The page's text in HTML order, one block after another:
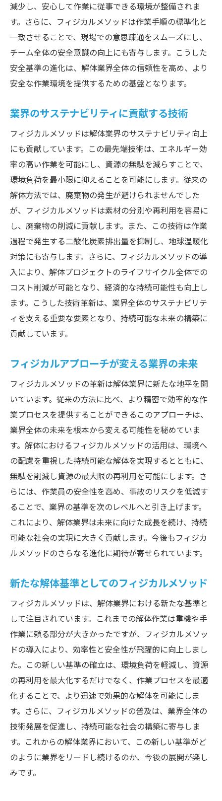
減少し、安心して作業に従事できる環境が整備されま
す。さらに、フィジカルメソッドは作業手順の標準化と
一致させることで、現場での意思疎通をスムーズにし、
チーム全体の安全意識の向上にも寄与します。こうした
安全基準の進化は、解体業界全体の信頼性を高め、より
安全な作業環境を提供するための基盤となります。
業界のサステナビリティに貢献する技術
フィジカルメソッドは解体業界のサステナビリティ向上
にも貢献しています。この最先端技術は、エネルギー効
率の高い作業を可能にし、資源の無駄を減らすことで、
環境負荷を最小限に抑えることを可能にします。従来の
解体方法では、廃棄物の発生が避けられませんでした
が、フィジカルメソッドは素材の分別や再利用を容易に
し、廃棄物の削減に貢献します。また、この技術は作業
過程で発生する二酸化炭素排出量を抑制し、地球温暖化
対策にも寄与します。さらに、フィジカルメソッドの導
入により、解体プロジェクトのライフサイクル全体での
コスト削減が可能となり、経済的な持続可能性も向上し
ます。こうした技術革新は、業界全体のサステナビリテ
ィを支える重要な要素となり、持続可能な未来の構築に
貢献しています。
フィジカルアプローチが変える業界の未来
フィジカルメソッドの革新は解体業界に新たな地平を開
いています。従来の方法に比べ、より精密で効率的な作
業プロセスを提供することができるこのアプローチは、
業界全体の未来を根本から変える可能性を秘めていま
す。解体におけるフィジカルメソッドの活用は、環境へ
の配慮を重視した持続可能な解体を実現するとともに、
無駄を削減し資源の最大限の再利用を可能にします。さ
らには、作業員の安全性を高め、事故のリスクを低減す
ることで、業界の基準を次のレベルへと引き上げます。
これにより、解体業界は未来に向けた成長を続け、持続
可能な社会の実現に大きく貢献します。今後もフィジカ
ルメソッドのさらなる進化に期待が寄せられています。
新たな解体基準としてのフィジカルメソッド
フィジカルメソッドは、解体業界における新たな基準と
して注目されています。これまでの解体作業は重機や手
作業に頼る部分が大きかったですが、フィジカルメソッ
ドの導入により、効率性と安全性が飛躍的に向上しまし
た。この新しい基準の確立は、環境負荷を軽減し、資源
の再利用を最大化するだけでなく、作業プロセスを最適
化することで、より迅速で効果的な解体を可能にしま
す。さらに、フィジカルメソッドの普及は、業界全体の
技術発展を促進し、持続可能な社会の構築に寄与しま
す。これからの解体業界において、この新しい基準がど
のように業界をリードし続けるのか、今後の展開が楽し
みです。